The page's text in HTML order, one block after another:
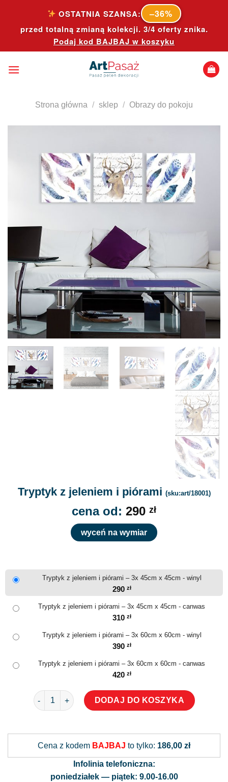
content
OSTATNIA SZANSA: –36%
przed totalną zmianą kolekcji. 3/4 oferty znika.
Podaj kod BAJBAJ w koszyku
Strona główna / sklep / Obrazy do pokoju
Tryptyk z jeleniem i piórami (sku:art/18001)
cena od: 290 zł
wyceń na wymiar
Tryptyk z jeleniem i piórami – 3x 45cm x 45cm - winyl
290 zł
Tryptyk z jeleniem i piórami – 3x 45cm x 45cm - canwas
310 zł
Tryptyk z jeleniem i piórami – 3x 60cm x 60cm - winyl
390 zł
Tryptyk z jeleniem i piórami – 3x 60cm x 60cm - canwas
420 zł
ilość Tryptyk z jeleniem i piórami
DODAJ DO KOSZYKA
Cena z kodem BAJBAJ to tylko: 186,00 zł
Infolinia telefoniczna:
poniedziałek — piątek: 9.00-16.00